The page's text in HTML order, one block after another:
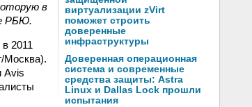
в
РБЮ.
2011
Москва).
Avis
виртуализации zVirt
поможет строить
доверенные
инфраструктуры
Доверенная операционная
система и современные
средства защиты: Astra
Linux и Dallas Lock прошли
испытания